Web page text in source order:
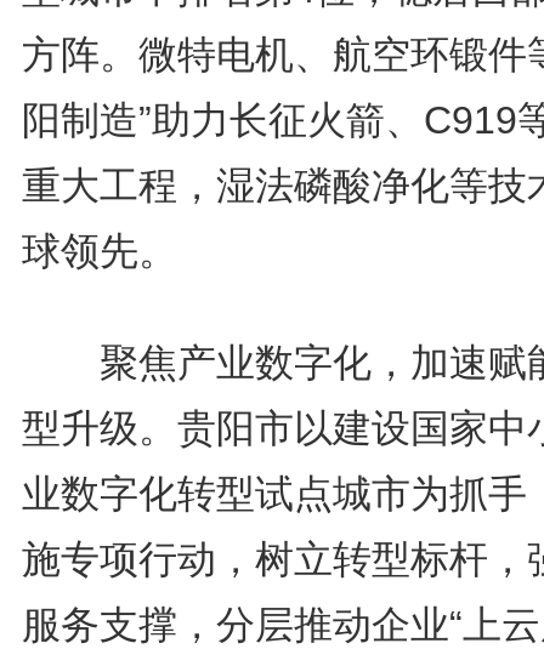
方阵。微特电机、航空环锻件
阳制造”助力长征火箭、C919
重大工程，湿法磷酸净化等技
球领先。
聚焦产业数字化，加速赋
型升级。贵阳市以建设国家中
业数字化转型试点城市为抓手
施专项行动，树立转型标杆，
服务支撑，分层推动企业“上